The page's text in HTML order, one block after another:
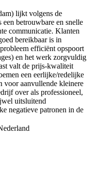
lijkt volgens de
betrouwbare en snelle
communicatie. Klanten
bereikbaar is in
efficiënt opspoort
en het werk zorgvuldig
valt de prijs-kwaliteit
een eerlijke/redelijke
voor aanvullende kleinere
over als professioneel,
uitsluitend
negatieve patronen in de